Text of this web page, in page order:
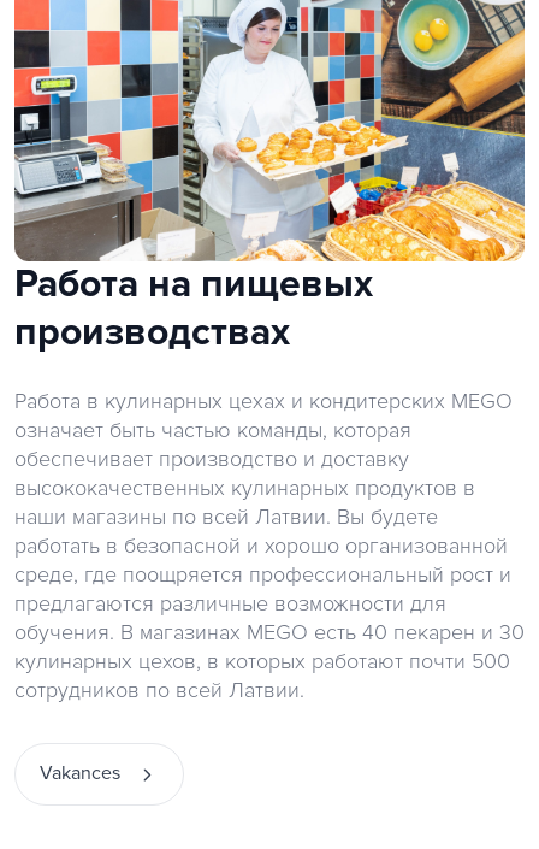
Работа на пищевых
производствах
Работа в кулинарных цехах и кондитерских MEGO
означает быть частью команды, которая
обеспечивает производство и доставку
высококачественных кулинарных продуктов в
наши магазины по всей Латвии. Вы будете
работать в безопасной и хорошо организованной
среде, где поощряется профессиональный рост и
предлагаются различные возможности для
обучения. В магазинах MEGO есть 40 пекарен и 30
кулинарных цехов, в которых работают почти 500
сотрудников по всей Латвии.
Vakances